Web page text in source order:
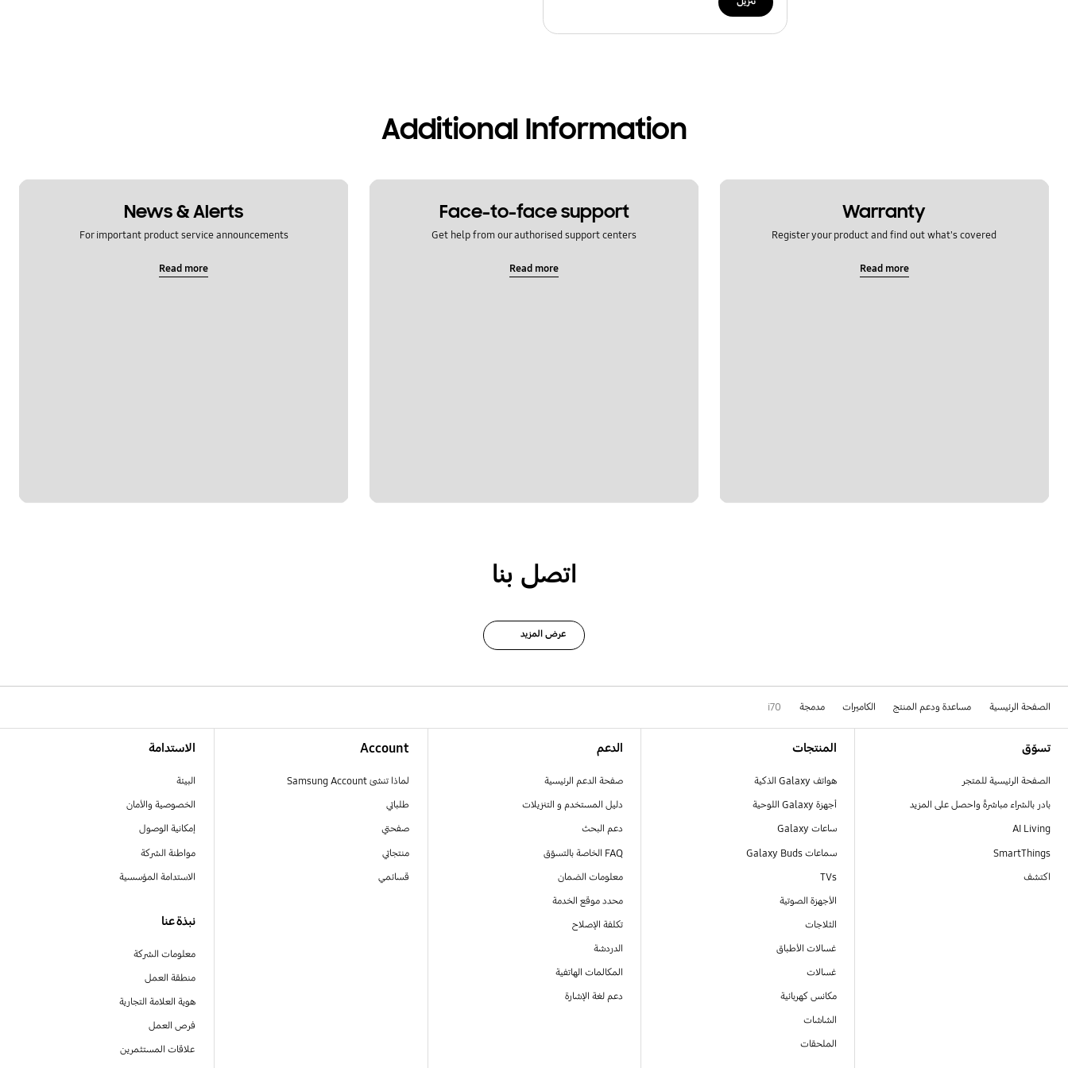
Additional Information
Warranty
Register your product and find out what's covered
Read more
Face-to-face support
Get help from our authorised support centers
Read more
News & Alerts
For important product service announcements
Read more
اتصل بنا
عرض المزيد
الصفحة الرئيسية مساعدة ودعم المنتج الكاميرات مدمجة i70
تسوّق
الصفحة الرئيسية للمتجر
بادر بالشراء مباشرةً واحصل على المزيد
AI Living
SmartThings
اكتشف
المنتجات
هواتف Galaxy الذكية
أجهزة Galaxy اللوحية
ساعات Galaxy
سماعات Galaxy Buds
TVs
الأجهزة الصوتية
الثلاجات
غسالات الأطباق
غسالات
مكانس كهربائية
الشاشات
الملحقات
الدعم
صفحة الدعم الرئيسية
دليل المستخدم و التنزيلات
دعم البحث
FAQ الخاصة بالتسوّق
معلومات الضمان
محدد موقع الخدمة
تكلفة الإصلاح
الدردشة
المكالمات الهاتفية
دعم لغة الإشارة
Account
لماذا تنشئ Samsung Account
طلباتي
صفحتي
منتجاتي
قسائمي
الاستدامة
البيئة
الخصوصية والأمان
إمكانية الوصول
مواطنة الشركة
الاستدامة المؤسسية
نبذة عنا
معلومات الشركة
منطقة العمل
هوية العلامة التجارية
فرص العمل
علاقات المستثمرين